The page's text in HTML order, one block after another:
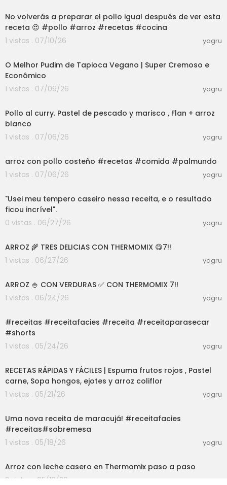
No volverás a preparar el pollo igual después de ver esta
receta 😍 #pollo #arroz #recetas #cocina
1 vistas . 07/10/26
yagru
O Melhor Pudim de Tapioca Vegano | Super Cremoso e
Econômico
1 vistas . 07/09/26
yagru
Pollo al curry. Pastel de pescado y marisco , Flan + arroz
blanco
1 vistas . 07/06/26
yagru
arroz con pollo costeño #recetas #comida #palmundo
1 vistas . 07/06/26
yagru
"Usei meu tempero caseiro nessa receita, e o resultado
ficou incrível".
0 vistas . 06/27/26
yagru
ARROZ 🌾 TRES DELICIAS CON THERMOMIX 😋7!!
1 vistas . 06/27/26
yagru
ARROZ 🍚 CON VERDURAS ✅ CON THERMOMIX 7!!
1 vistas . 06/24/26
yagru
#receitas #receitafacies #receita #receitaparasecar
#shorts
1 vistas . 05/24/26
yagru
RECETAS RÁPIDAS Y FÁCILES | Espuma frutos rojos , Pastel
carne, Sopa hongos, ejotes y arroz coliflor
1 vistas . 05/21/26
yagru
Uma nova receita de maracujá! #receitafacies
#receitas#sobremesa
1 vistas . 05/18/26
yagru
Arroz con leche casero en Thermomix paso a paso
2 vistas . 05/16/26